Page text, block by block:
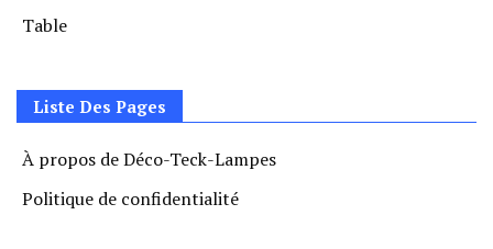
Table
Liste Des Pages
À propos de Déco-Teck-Lampes
Politique de confidentialité